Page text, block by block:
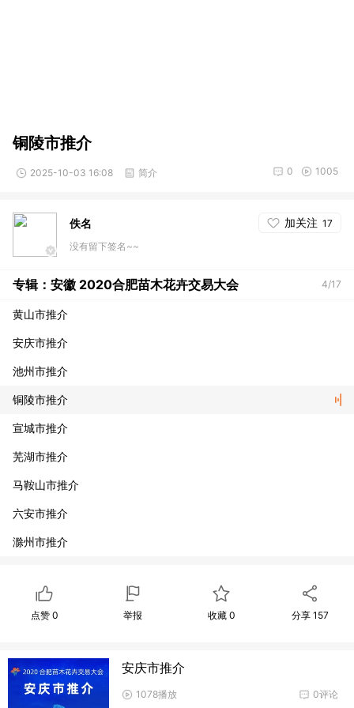
铜陵市推介
2025-10-03 16:08 简介 1005
0
佚名 加关注 17
没有留下签名~~
4/17
专辑：安徽 2020合肥苗木花卉交易大会
黄山市推介
安庆市推介
池州市推介
铜陵市推介
宣城市推介
芜湖市推介
马鞍山市推介
六安市推介
滁州市推介
阜阳市推介
宿州市推介
亳州市推介
点赞 0 举报 收藏 0 分享 157
安庆市推介
0评论
1078播放